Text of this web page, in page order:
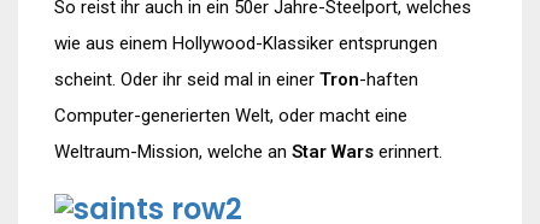
So reist ihr auch in ein 50er Jahre-Steelport, welches
wie aus einem Hollywood-Klassiker entsprungen
scheint. Oder ihr seid mal in einer Tron-haften
Computer-generierten Welt, oder macht eine
Weltraum-Mission, welche an Star Wars erinnert.